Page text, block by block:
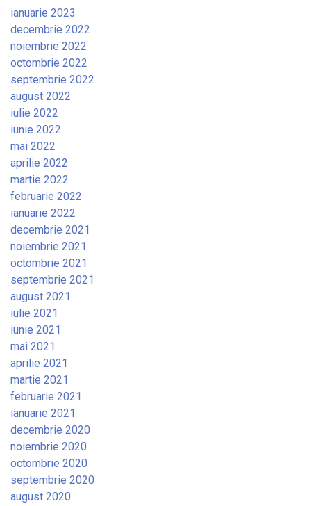
ianuarie 2023
decembrie 2022
noiembrie 2022
octombrie 2022
septembrie 2022
august 2022
iulie 2022
iunie 2022
mai 2022
aprilie 2022
martie 2022
februarie 2022
ianuarie 2022
decembrie 2021
noiembrie 2021
octombrie 2021
septembrie 2021
august 2021
iulie 2021
iunie 2021
mai 2021
aprilie 2021
martie 2021
februarie 2021
ianuarie 2021
decembrie 2020
noiembrie 2020
octombrie 2020
septembrie 2020
august 2020